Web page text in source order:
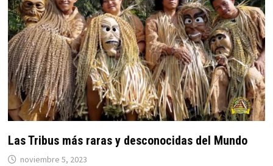
Las Tribus más raras y desconocidas del Mundo
noviembre 5, 2023